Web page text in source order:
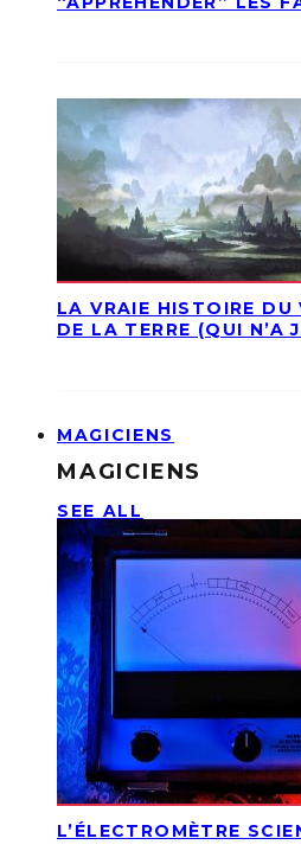
LA VRAIE HISTOIRE DU
DE LA TERRE (QUI N’A
MAGICIENS
MAGICIENS
SEE ALL
L’ÉLECTROMÈTRE